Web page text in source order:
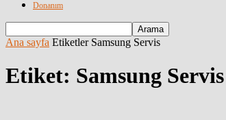
Donanım
Ana sayfa Etiketler Samsung Servis
Etiket: Samsung Servis